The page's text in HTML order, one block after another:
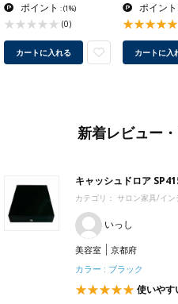
ポイント :(1%)
(0)
カートに入れる
ポイント
カートに入
新着レビュー
キャッシュドロア
カテゴリ： サロン家具/イ
いっし
美容室
京都府
カラー : ブラック
使いやす